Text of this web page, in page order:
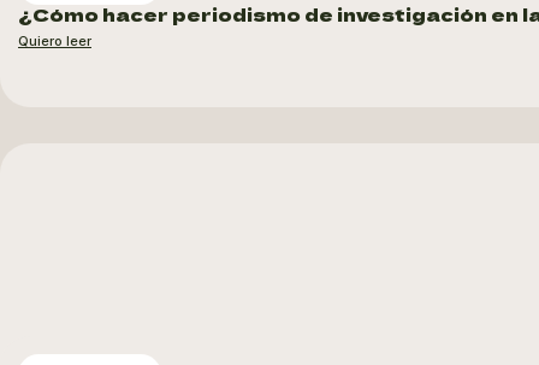
¿Cómo hacer periodismo de investigación en
Quiero leer